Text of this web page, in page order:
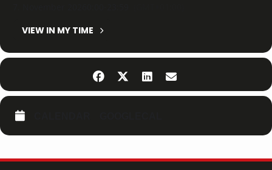
VIEW IN MY TIME